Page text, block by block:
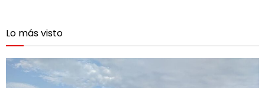
Lo más visto